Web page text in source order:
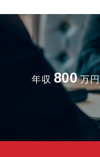
年収 800 万